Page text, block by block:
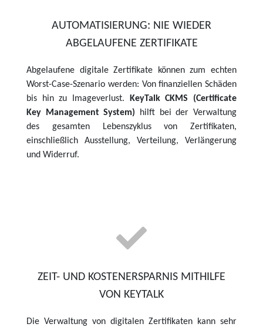
AUTOMATISIERUNG: NIE WIEDER
ABGELAUFENE ZERTIFIKATE
Abgelaufene digitale Zertifikate können zum echten
Worst-Case-Szenario werden: Von finanziellen Schäden
bis hin zu Imageverlust.
KeyTalk CKMS (Certificate
Key Management System)
hilft bei der Verwaltung
des gesamten Lebenszyklus von Zertifikaten,
einschließlich Ausstellung, Verteilung, Verlängerung
und Widerruf.
ZEIT- UND KOSTENERSPARNIS MITHILFE
VON KEYTALK
Die Verwaltung von digitalen Zertifikaten kann sehr